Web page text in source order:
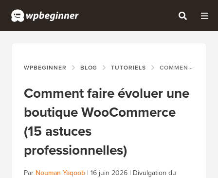
WPBEGINNER BLOG TUTORIELS COMMENT FAIRE ÉVOLUER UNE BOUTIQUE WOOCOMMERCE (15 ASTUCES PROFESSIONNELLES)
Comment faire évoluer une
boutique WooCommerce
(15 astuces
professionnelles)
Par Nouman Yaqoob | 16 juin 2026 | Divulgation du